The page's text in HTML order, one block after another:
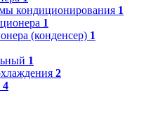
кондиционирования 1
1
(конденсер) 1
1
2
4